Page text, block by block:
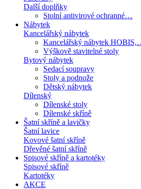
Další doplňky
Stolní antivirové ochranné…
Nábytek
Kancelářský nábytek
Kancelářský nábytek
Výškově stavitelné stoly
Bytový nábytek
Sedací soupravy
Stoly a podnože
Dětský nábytek
Dílenský
Dílenské stoly
Dílenské skříně
Šatní skříně a lavičky
Šatní lavice
Kovové šatní skříně
Dřevěné šatní skříně
Spisové skříně a kartotéky
Spisové skříně
Kartotéky
AKCE